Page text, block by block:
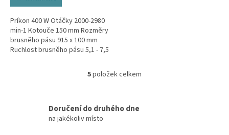
Príkon 400 W Otáčky 2000-2980
min-1 Kotouče 150 mm Rozměry
brusněho pásu 915 x 100 mm
Ruchlost brusněho pásu 5,1 - 7,5
Rozměry stolu 230 x 152 mm...
O
á
5položek celkem
Doručení do druhého dne
na jakékoliv místo